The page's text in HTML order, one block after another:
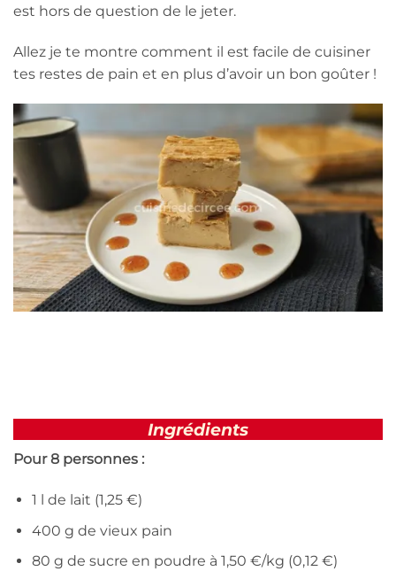
est hors de question de le jeter.
Allez je te montre comment il est facile de cuisiner
tes restes de pain et en plus d’avoir un bon goûter !
Ingrédients
Pour 8 personnes :
1 l de lait (1,25 €)
400 g de vieux pain
80 g de sucre en poudre à 1,50 €/kg (0,12 €)